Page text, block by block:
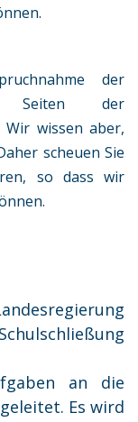
der
Seiten der
wissen aber,
scheuen Sie
so dass wir
an die
Es wird